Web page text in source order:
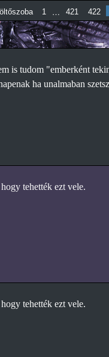
1 … 421 422
is tudom "emberként
ha unalmaban
tehették ezt vele.
tehették ezt vele.